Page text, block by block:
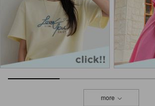
나시에이비 1+1
27,800 15,900 43%
KOA-T-25/삼각 끈나시
11,900 4,900 59%
more